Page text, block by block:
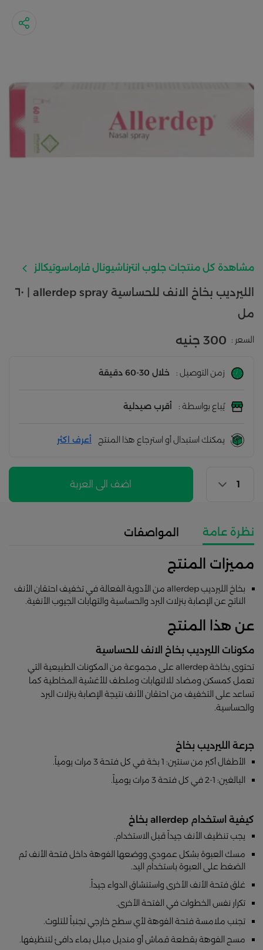
مشاهدة كل منتجات جلوب انترناشيونال فارماسوتيكالز
الليرديب بخاخ الانف للحساسية allerdep spray | ٦٠
مل
السعر : 300 جنيه
زمن التوصيل : خلال 30-60 دقيقة
يُباع بواسطة : أقرب صيدلية
يمكنك استبدال أو استرجاع هذا المنتج أعرف اكثر
اضف الى العربة
نظرة عامة المواصفات
مميزات المنتج
بخاخ الليرديب allerdep من الأدوية الفعالة في تخفيف احتقان الأنف
الناتج عن الإصابة بنزلات البرد والحساسية والتهابات الجيوب الأنفية.
عن هذا المنتج
مكونات الليرديب بخاخ الانف للحساسية
تحتوى بخاخة allerdep على مجموعة من المكونات الطبيعية التي
تعمل كمسكن ومضاد للالتهابات وملطف للأغشية المخاطية كما
تساعد على التخفيف من احتقان الأنف نتيجة الإصابة بنزلات البرد
والحساسية.
جرعة الليرديب بخاخ
الأطفال أكبر من سنتين: 1 بخة في كل فتحة 3 مرات يومياً.
البالغين: 1-2 في كل فتحة 3 مرات يومياً.
كيفية استخدام allerdep بخاخ
يجب تنظيف الأنف جيداً قبل الاستخدام.
مسك العبوة بشكل عمودي ووضعها الفوهة داخل فتحة الأنف ثم
الضغط على العبوة باستخدام اليد.
غلق فتحة الأنف الأخرى واستنشاق الدواء جيداً.
تكرار نفس الخطوات في الفتحة الأخرى.
تجنب ملامسة فتحة الفوهة لأي سطح خارجي تجنباً للتلوث.
مسح الفوهة بقطعة قماش أو منديل مبلل بماء دافئ لتنظيفها.